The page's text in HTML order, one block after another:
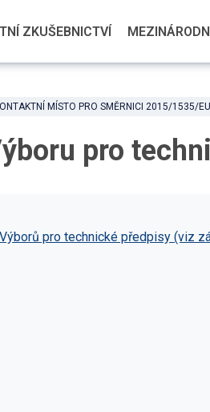
ZKUŠEBNICTVÍ
MÍSTO PRO SMĚRNICI 2015/1535/EU
pro
pro technické předpisy (viz